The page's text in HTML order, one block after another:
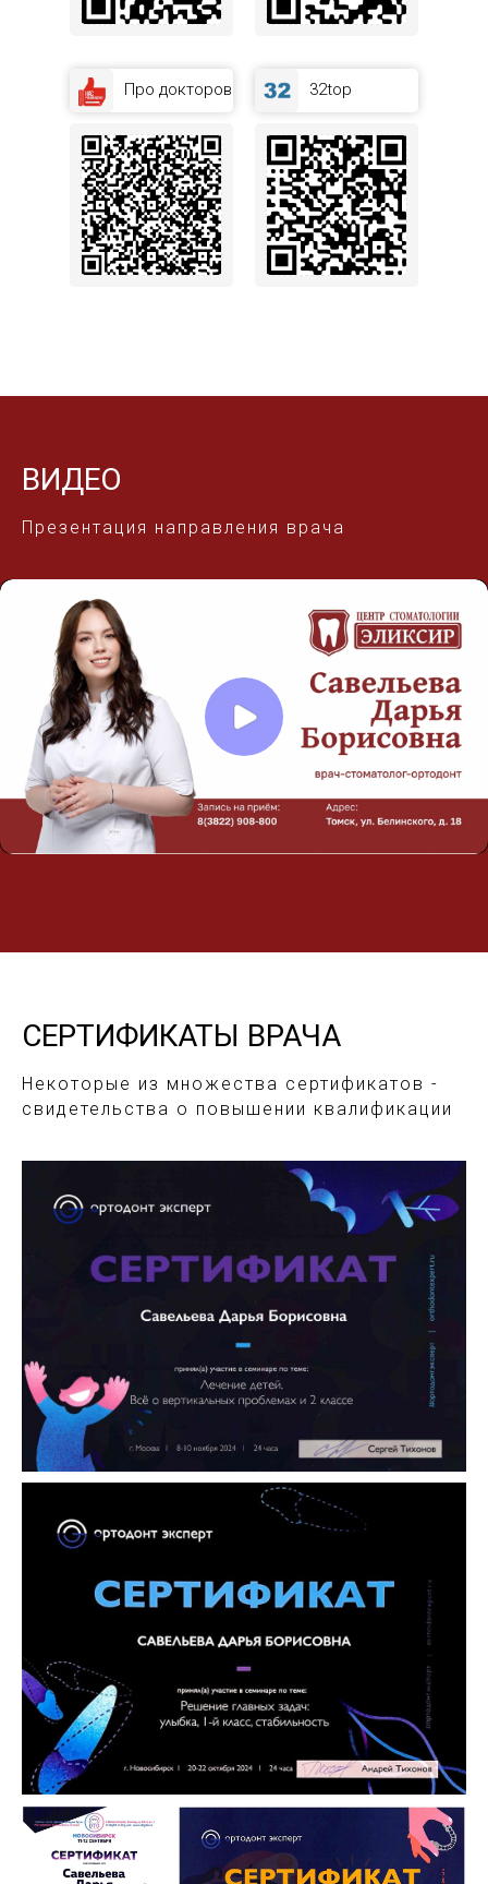
Про докторов 32top
ВИДЕО
Презентация направления врача
СЕРТИФИКАТЫ ВРАЧА
Некоторые из множества сертификатов -
свидетельства о повышении квалификации